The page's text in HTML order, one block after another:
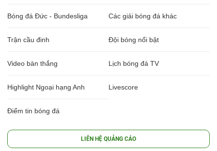
Bóng đá Đức - Bundesliga Các giải bóng đá khác
Trận cầu đinh Đội bóng nổi bật
Video bàn thắng Lịch bóng đá TV
Highlight Ngoại hạng Anh Livescore
Điểm tin bóng đá
LIÊN HỆ QUẢNG CÁO